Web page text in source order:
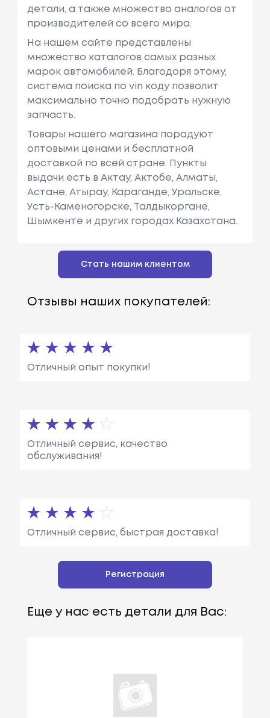
детали, а также множество аналогов от
производителей со всего мира.
На нашем сайте представлены
множество каталогов самых разных
марок автомобилей. Благодоря этому,
система поиска по vin коду позволит
максимально точно подобрать нужную
запчасть.
Товары нашего магазина порадуют
оптовыми ценами и бесплатной
доставкой по всей стране. Пункты
выдачи есть в Актау, Актобе, Алматы,
Астане, Атырау, Караганде, Уральске,
Усть-Каменогорске, Талдыкоргане,
Шымкенте и других городах Казахстана.
Стать нашим клиентом
Отзывы наших покупателей:
Отличный опыт покупки!
Отличный сервис, качество
обслуживания!
Отличный сервис, быстрая доставка!
Регистрация
Еще у нас есть детали для Вас: